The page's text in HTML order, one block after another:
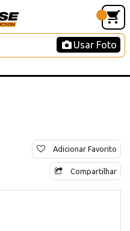
Usar Foto
Adicionar Favorito
Compartilhar